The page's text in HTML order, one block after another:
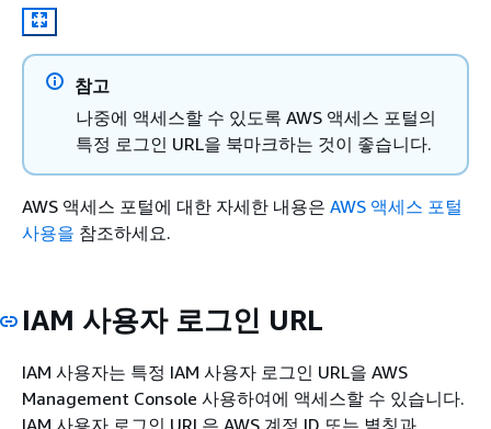
참고
나중에 액세스할 수 있도록 AWS 액세스 포털의
특정 로그인 URL을 북마크하는 것이 좋습니다.
AWS 액세스 포털에 대한 자세한 내용은 AWS 액세스 포털
사용을 참조하세요.
IAM 사용자 로그인 URL
IAM 사용자는 특정 IAM 사용자 로그인 URL을 AWS
Management Console 사용하여에 액세스할 수 있습니다.
IAM 사용자 로그인 URL은 AWS 계정 ID 또는 별칭과